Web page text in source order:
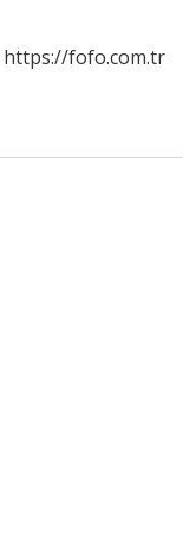
https://fofo.com.tr